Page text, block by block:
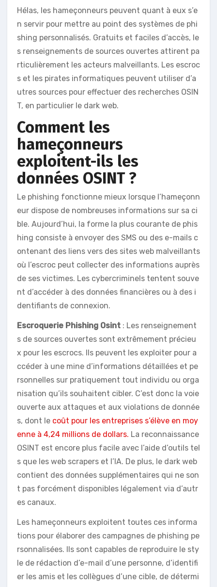
Hélas, les hameçonneurs peuvent quant à eux s’e
n servir pour mettre au point des systèmes de phi
shing personnalisés. Gratuits et faciles d’accès, le
s renseignements de sources ouvertes attirent pa
rticulièrement les acteurs malveillants. Les escroc
s et les pirates informatiques peuvent utiliser d’a
utres sources pour effectuer des recherches OSIN
T, en particulier le dark web.
Comment les
hameçonneurs
exploitent-ils les
données OSINT ?
Le phishing fonctionne mieux lorsque l’hameçonn
eur dispose de nombreuses informations sur sa ci
ble. Aujourd’hui, la forme la plus courante de phis
hing consiste à envoyer des SMS ou des e-mails c
ontenant des liens vers des sites web malveillants
où l’escroc peut collecter des informations auprès
de ses victimes. Les cybercriminels tentent souve
nt d’accéder à des données financières ou à des i
dentifiants de connexion.
Escroquerie Phishing Osint : Les renseignement
s de sources ouvertes sont extrêmement précieu
x pour les escrocs. Ils peuvent les exploiter pour a
ccéder à une mine d’informations détaillées et pe
rsonnelles sur pratiquement tout individu ou orga
nisation qu’ils souhaitent cibler. C’est donc la voie
ouverte aux attaques et aux violations de donnée
s, dont le coût pour les entreprises s’élève en moy
enne à 4,24 millions de dollars. La reconnaissance
OSINT est encore plus facile avec l’aide d’outils tel
s que les web scrapers et l’IA. De plus, le dark web
contient des données supplémentaires qui ne son
t pas forcément disponibles légalement via d’autr
es canaux.
Les hameçonneurs exploitent toutes ces informa
tions pour élaborer des campagnes de phishing pe
rsonnalisées. Ils sont capables de reproduire le sty
le de rédaction d’e-mail d’une personne, d’identifi
er les amis et les collègues d’une cible, de détermi